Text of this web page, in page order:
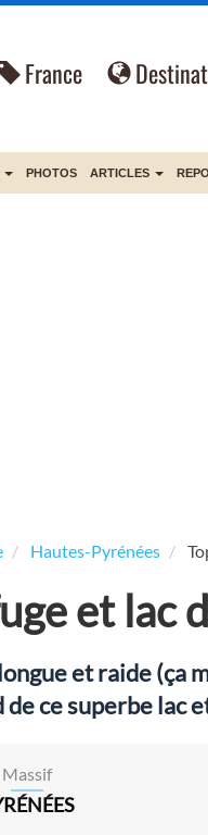
France
PHOTOS ARTICLES
Hautes-Pyrénées
et lac
et raide (ça
ce superbe lac
Massif